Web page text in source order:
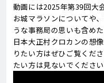
動画には2025年第39回大
お城マラソンについてや
うな事務局の思いも含め
日本大正村クロカンの想
りたい方はぜひご覧くだ
たい方は見ないでくださ